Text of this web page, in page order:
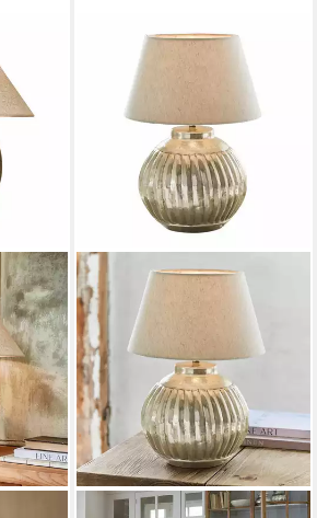
MIRABEAU